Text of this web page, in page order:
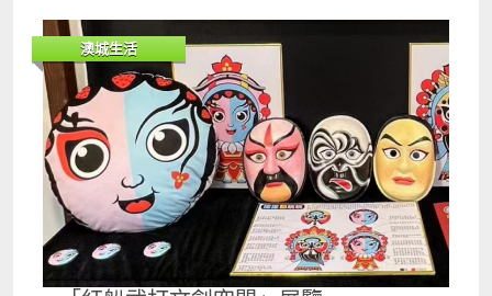
中秋節日燈飾，可以賞月之餘仲可以打卡影相，感受中
秋夜嘅氛圍！ 婆仔屋 去婆仔屋文創空間，參加由澳門
文化體舉辦嘅中秋園遊晚會，現場有多款特色傳統小
吃，入場人士更有機會獲贈傳統兔仔燈籠，一齊感受中
秋！ 南灣‧雅文湖畔 南灣湖年年都好多人去嘅賞月地
方，好多家長會帶埋小朋友去玩燈籠賞月，可以話係必
去嘅賞月地方！ 澳門科學館海堤 澳門科學館海堤都係
一個大熱賞月地方之一，一邊吹住海風一邊賞月，真係
一個唔錯嘅選擇！ 觀音像海濱休憩區 食完晚飯同屋企
人去氹仔海濱休憩區散步，仲有兒童遊樂區比小朋友放
電，再一齊賞月，好啱一家人去！ 珠海 日月貝 中秋節
夜晚喺珠海嘅日月貝賞月都係一個大熱嘅地方，吹吹海
澳城生活